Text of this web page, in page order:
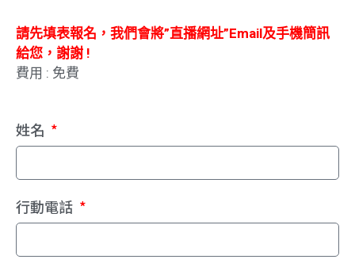
請先填表報名，我們會將”直播網址”Email及手機簡訊
給您，謝謝 !
費用 : 免費
姓名
行動電話